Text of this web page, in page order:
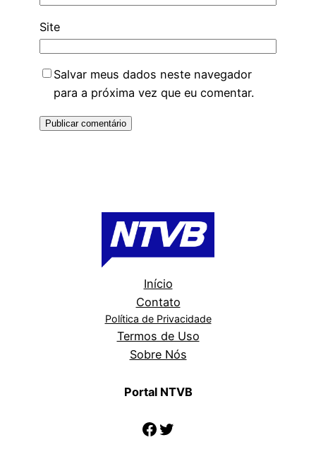
Site
Salvar meus dados neste navegador
para a próxima vez que eu comentar.
Início
Contato
Política de Privacidade
Termos de Uso
Sobre Nós
Portal NTVB
Facebook
Twitter